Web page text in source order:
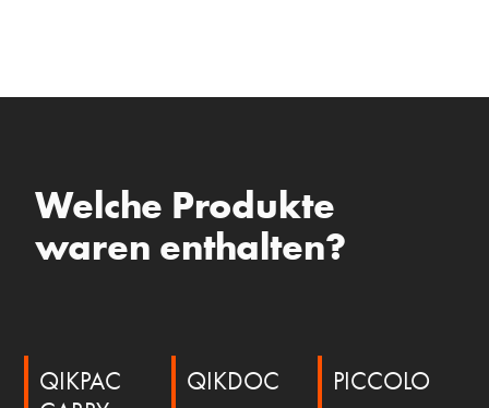
Welche Produkte
waren enthalten?
QIKPAC
QIKDOC PICCOLO